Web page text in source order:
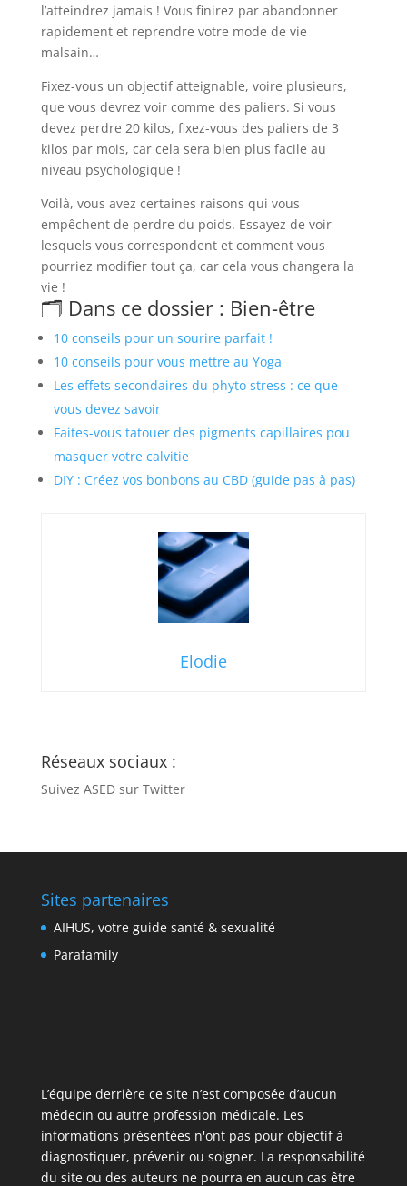
l’atteindrez jamais ! Vous finirez par abandonner
rapidement et reprendre votre mode de vie
malsain…
Fixez-vous un objectif atteignable, voire plusieurs,
que vous devrez voir comme des paliers. Si vous
devez perdre 20 kilos, fixez-vous des paliers de 3
kilos par mois, car cela sera bien plus facile au
niveau psychologique !
Voilà, vous avez certaines raisons qui vous
empêchent de perdre du poids. Essayez de voir
lesquels vous correspondent et comment vous
pourriez modifier tout ça, car cela vous changera la
vie !
🗂️ Dans ce dossier : Bien-être
10 conseils pour un sourire parfait !
10 conseils pour vous mettre au Yoga
Les effets secondaires du phyto stress : ce que
vous devez savoir
Faites-vous tatouer des pigments capillaires pou
masquer votre calvitie
DIY : Créez vos bonbons au CBD (guide pas à pas)
Elodie
Réseaux sociaux :
Suivez ASED sur Twitter
Sites partenaires
AIHUS, votre guide santé & sexualité
Parafamily
L’équipe derrière ce site n’est composée d’aucun
médecin ou autre profession médicale. Les
informations présentées n'ont pas pour objectif à
diagnostiquer, prévenir ou soigner. La responsabilité
du site ou des auteurs ne pourra en aucun cas être